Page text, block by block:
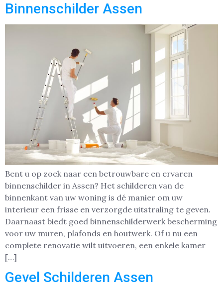
Binnenschilder Assen
Bent u op zoek naar een betrouwbare en ervaren
binnenschilder in Assen? Het schilderen van de
binnenkant van uw woning is dé manier om uw
interieur een frisse en verzorgde uitstraling te geven.
Daarnaast biedt goed binnenschilderwerk bescherming
voor uw muren, plafonds en houtwerk. Of u nu een
complete renovatie wilt uitvoeren, een enkele kamer
[…]
Gevel Schilderen Assen